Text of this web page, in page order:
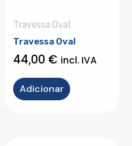
Travessa Oval
Travessa Oval
44,00 € incl. IVA
Adicionar